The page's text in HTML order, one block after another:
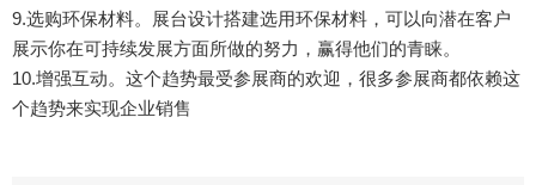
9.选购环保材料。展台设计搭建选用环保材料，可以向潜在客户
展示你在可持续发展方面所做的努力，赢得他们的青睐。
10.增强互动。这个趋势最受参展商的欢迎，很多参展商都依赖这
个趋势来实现企业销售